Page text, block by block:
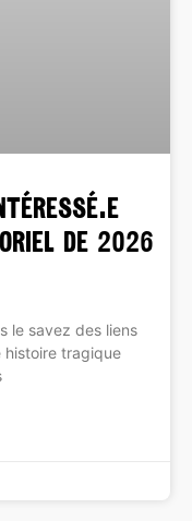
de 2026
le savez des liens
histoire tragique